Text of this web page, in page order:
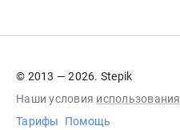
© 2013 — 2026. Stepik
Наши условия использования
Тарифы
Помощь